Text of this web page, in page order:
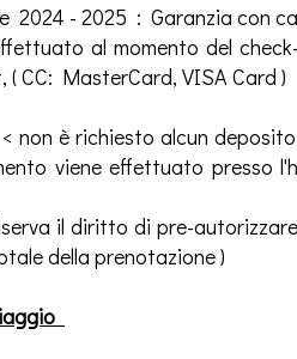
2024 - 2025 : Garanzia con
al momento del
CC: MasterCard, VISA Card )
non è richiesto alcun
viene effettuato
il diritto di pre-
della prenotazione )